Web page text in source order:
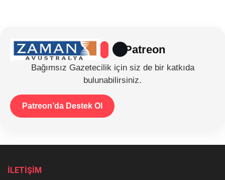
Patreon
Bağımsız Gazetecilik için siz de bir katkıda
bulunabilirsiniz.
Patreon’da Destek Ol
İLETİŞİM